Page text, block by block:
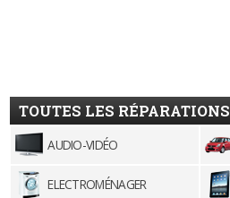
TOUTES LES RÉPARATIONS
AUDIO-VIDÉO
ELECTROMÉNAGER